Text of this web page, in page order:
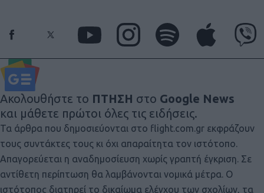
Ακολουθήστε το ΠΤΗΣΗ στο Google News
και μάθετε πρώτοι όλες τις ειδήσεις.
Τα άρθρα που δημοσιεύονται στο flight.com.gr εκφράζουν
τους συντάκτες τους κι όχι απαραίτητα τον ιστότοπο.
Απαγορεύεται η αναδημοσίευση χωρίς γραπτή έγκριση. Σε
αντίθετη περίπτωση θα λαμβάνονται νομικά μέτρα. Ο
ιστότοπος διατηρεί το δικαίωμα ελέγχου των σχολίων, τα